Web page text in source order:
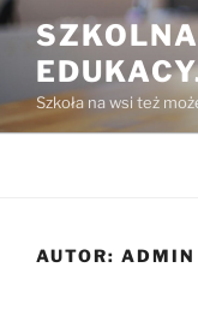
Przejdź
treści
Szkoła na wsi też
AUTOR: ADMIN